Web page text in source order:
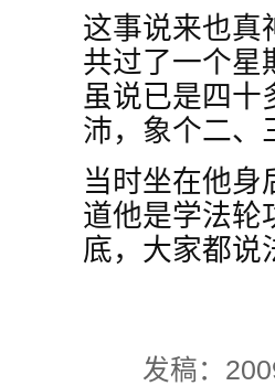
这事说来也真
共过了一个星
虽说已是四十
沛，象个二、
当时坐在他身
道他是学法轮
底，大家都说
发稿：